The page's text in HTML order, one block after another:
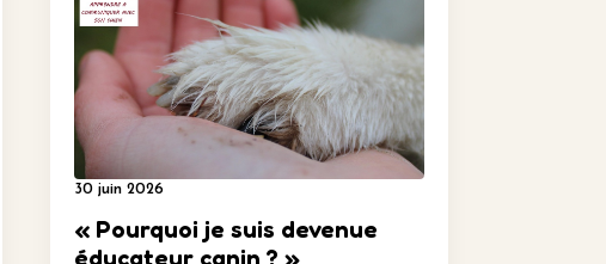
« Pourquoi je suis devenue
éducateur canin ? »
30 juin 2026